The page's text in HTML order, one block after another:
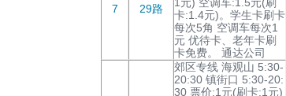
7 29路
卡:1.4元)。学生卡刷卡
每次5角 空调车每次1
元 优待卡、老年卡刷
卡免费。 通达公司
郊区专线 海观山 5:30-
20:30 镇街口 5:30-20:
30 票价:1元(刷卡:1元)